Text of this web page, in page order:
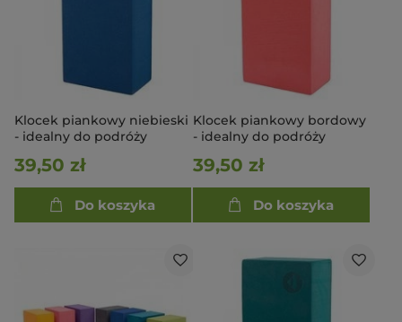
Klocek piankowy niebieski
- idealny do podróży
39,50 zł
Do koszyka
Klocek piankowy bordowy
- idealny do podróży
39,50 zł
Do koszyka